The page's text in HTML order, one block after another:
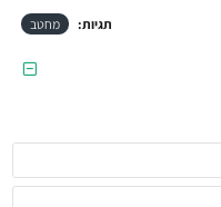
תגיות: מחטב